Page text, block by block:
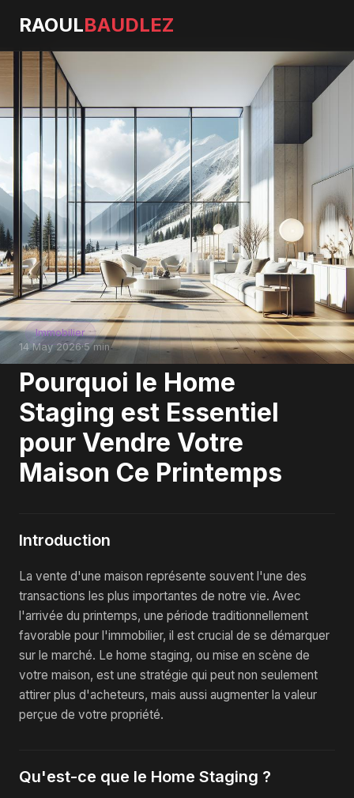
RAOULBAUDLEZ
Immobilier
14 May 2026·5 min
Pourquoi le Home
Staging est Essentiel
pour Vendre Votre
Maison Ce Printemps
Introduction
La vente d'une maison représente souvent l'une des
transactions les plus importantes de notre vie. Avec
l'arrivée du printemps, une période traditionnellement
favorable pour l'immobilier, il est crucial de se démarquer
sur le marché. Le home staging, ou mise en scène de
votre maison, est une stratégie qui peut non seulement
attirer plus d'acheteurs, mais aussi augmenter la valeur
perçue de votre propriété.
Qu'est-ce que le Home Staging ?